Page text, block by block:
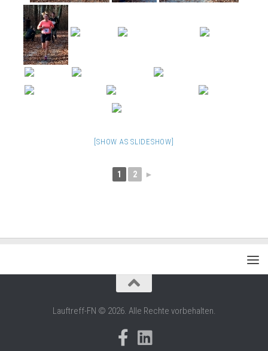
[SHOW AS SLIDESHOW]
1 2 ►
Lauftreff-FN © 2026. Alle Rechte vorbehalten.